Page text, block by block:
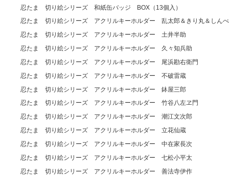
忍たま 切り絵シリーズ 和紙缶バッジ BOX（13個入）
忍たま 切り絵シリーズ アクリルキーホルダー 乱太郎＆きり丸＆しん
忍たま 切り絵シリーズ アクリルキーホルダー 土井半助
忍たま 切り絵シリーズ アクリルキーホルダー 久々知兵助
忍たま 切り絵シリーズ アクリルキーホルダー 尾浜勘右衛門
忍たま 切り絵シリーズ アクリルキーホルダー 不破雷蔵
忍たま 切り絵シリーズ アクリルキーホルダー 鉢屋三郎
忍たま 切り絵シリーズ アクリルキーホルダー 竹谷八左ヱ門
忍たま 切り絵シリーズ アクリルキーホルダー 潮江文次郎
忍たま 切り絵シリーズ アクリルキーホルダー 立花仙蔵
忍たま 切り絵シリーズ アクリルキーホルダー 中在家長次
忍たま 切り絵シリーズ アクリルキーホルダー 七松小平太
忍たま 切り絵シリーズ アクリルキーホルダー 善法寺伊作